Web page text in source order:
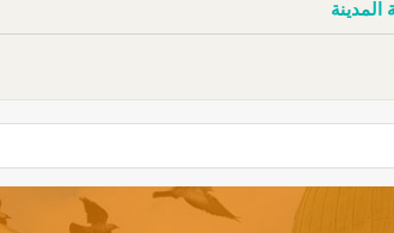
المدينة